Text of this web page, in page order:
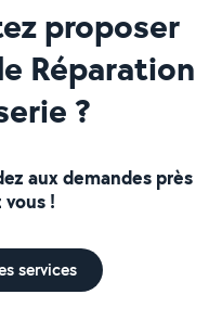
proposer
Réparation
?
aux demandes près
!
services